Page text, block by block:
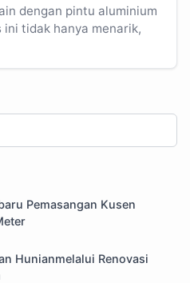
dengan pintu aluminium
tidak hanya menarik,
Pemasangan Kusen
Hunianmelalui Renovasi